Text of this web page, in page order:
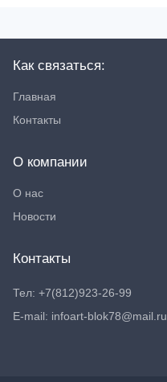
Как связаться:
Главная
Контакты
О компании
О нас
Новости
Контакты
Тел: +7(812)923-26-99
E-mail: infoart-blok78@mail.ru